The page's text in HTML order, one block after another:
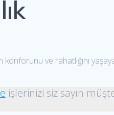
konforunu ve rahatlığını
işlerinizi siz sayın